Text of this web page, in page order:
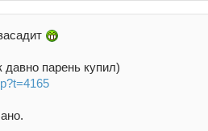
давно парень купил)